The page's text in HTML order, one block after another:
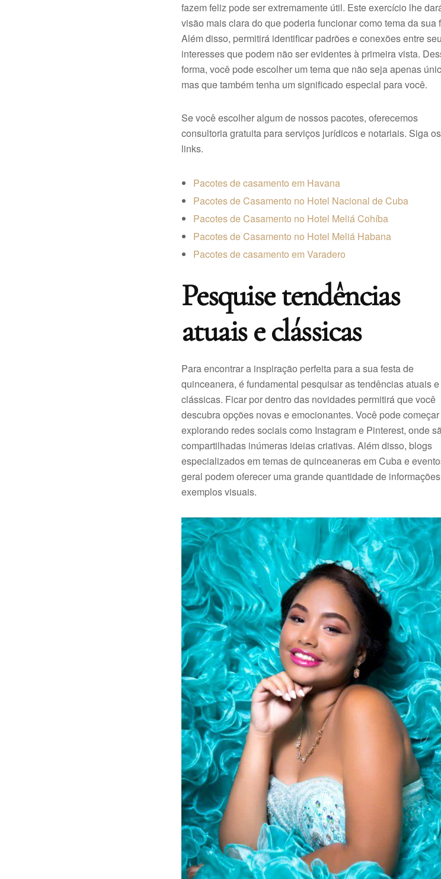
fazem feliz pode ser extremamente útil. Este exercício lhe
visão mais clara do que poderia funcionar como tema da sua
Além disso, permitirá identificar padrões e conexões entre
interesses que podem não ser evidentes à primeira vista.
forma, você pode escolher um tema que não seja apenas
mas que também tenha um significado especial para você.
Se você escolher algum de nossos pacotes, oferecemos
consultoria gratuita para serviços jurídicos e notariais. Siga os
links.
Pacotes de casamento em Havana
Pacotes de Casamento no Hotel Nacional de Cuba
Pacotes de Casamento no Hotel Meliá Cohíba
Pacotes de Casamento no Hotel Meliá Habana
Pacotes de casamento em Varadero
Pesquise tendências
atuais e clássicas
Para encontrar a inspiração perfeita para a sua festa de
quinceanera, é fundamental pesquisar as tendências atuais e
clássicas. Ficar por dentro das novidades permitirá que você
descubra opções novas e emocionantes. Você pode começar
explorando redes sociais como Instagram e Pinterest, onde
compartilhadas inúmeras ideias criativas. Além disso, blogs
especializados em temas de quinceaneras em Cuba e
geral podem oferecer uma grande quantidade de
exemplos visuais.